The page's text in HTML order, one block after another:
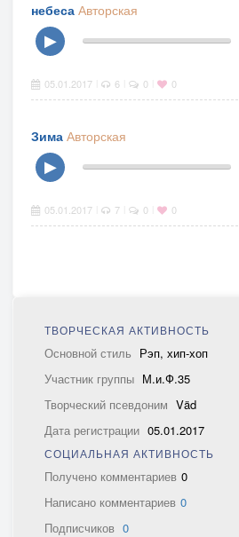
небеса Авторская
▶
05.01.2017 6 0 0
Зима Авторская
▶
05.01.2017 7 0 0
ТВОРЧЕСКАЯ АКТИВНОСТЬ
Основной стиль Рэп, хип-хоп
Участник группы М.и.Ф.35
Творческий псевдоним Väd
Дата регистрации 05.01.2017
СОЦИАЛЬНАЯ АКТИВНОСТЬ
Получено комментариев 0
Написано комментариев 0
Подписчиков 0